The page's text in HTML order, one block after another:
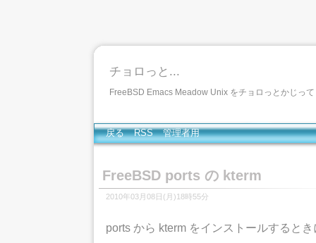
チョロっと...
FreeBSD Emacs Meadow Unix をチョロっとかじっ
戻る RSS 管理者用
FreeBSD ports の kterm
2010年03月08日(月)18時55分
ports から kterm をインストールするとき